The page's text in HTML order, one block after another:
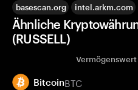
basescan.org intel.arkm.com
Ähnliche
(RUSSELL)
Vermögenswert
BitcoinBTC